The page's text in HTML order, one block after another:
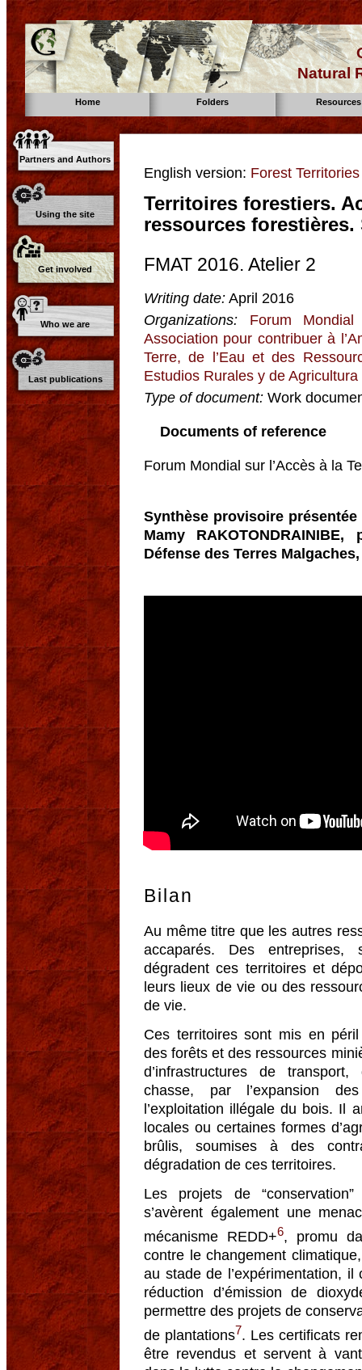
Natural
Home Folders Resources
Partners and Authors
Using the site
Get involved
Who we are
Last publications
English version: Forest Territories
Territoires forestiers.
ressources
FMAT 2016. Atelier 2
Writing date: April 2016
Organizations:
Forum
Association pour contribuer à
Terre, de l’Eau et des
Estudios Rurales y de
Type of document: Work
Documents of reference
Forum Mondial sur l’Accès à la
Synthèse provisoire
Mamy
Défense des Terres
Bilan
Au même titre que les autres
accaparés. Des entreprises,
dégradent ces territoires et
leurs lieux de vie ou des
de vie.
Ces territoires sont mis en
des forêts et des ressources
d’infrastructures de
chasse, par l’expansion
l’exploitation illégale du bois. Il
locales ou certaines formes
brûlis, soumises à des
dégradation de ces territoires.
Les projets de
s’avèrent également une
mécanisme REDD+6, promu
contre le changement
au stade de l’expérimentation,
réduction d’émission de
permettre des projets de
de plantations7. Les certificats
être revendus et servent à